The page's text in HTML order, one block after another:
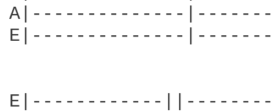
A|--------------
E|--------------
E|------------